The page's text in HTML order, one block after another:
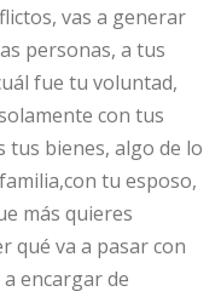
vas a generar
personas, a tus
fue tu voluntad,
con tus
tus bienes, algo de lo
tu esposo,
más quieres
qué va a pasar con
encargar de